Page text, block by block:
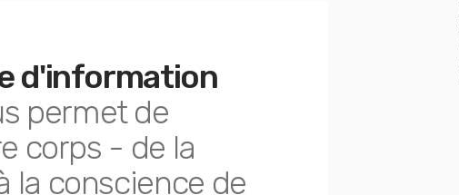
d'information
permet de
corps - de la
la conscience de